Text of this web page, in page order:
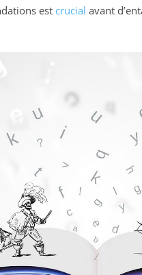
est crucial avant